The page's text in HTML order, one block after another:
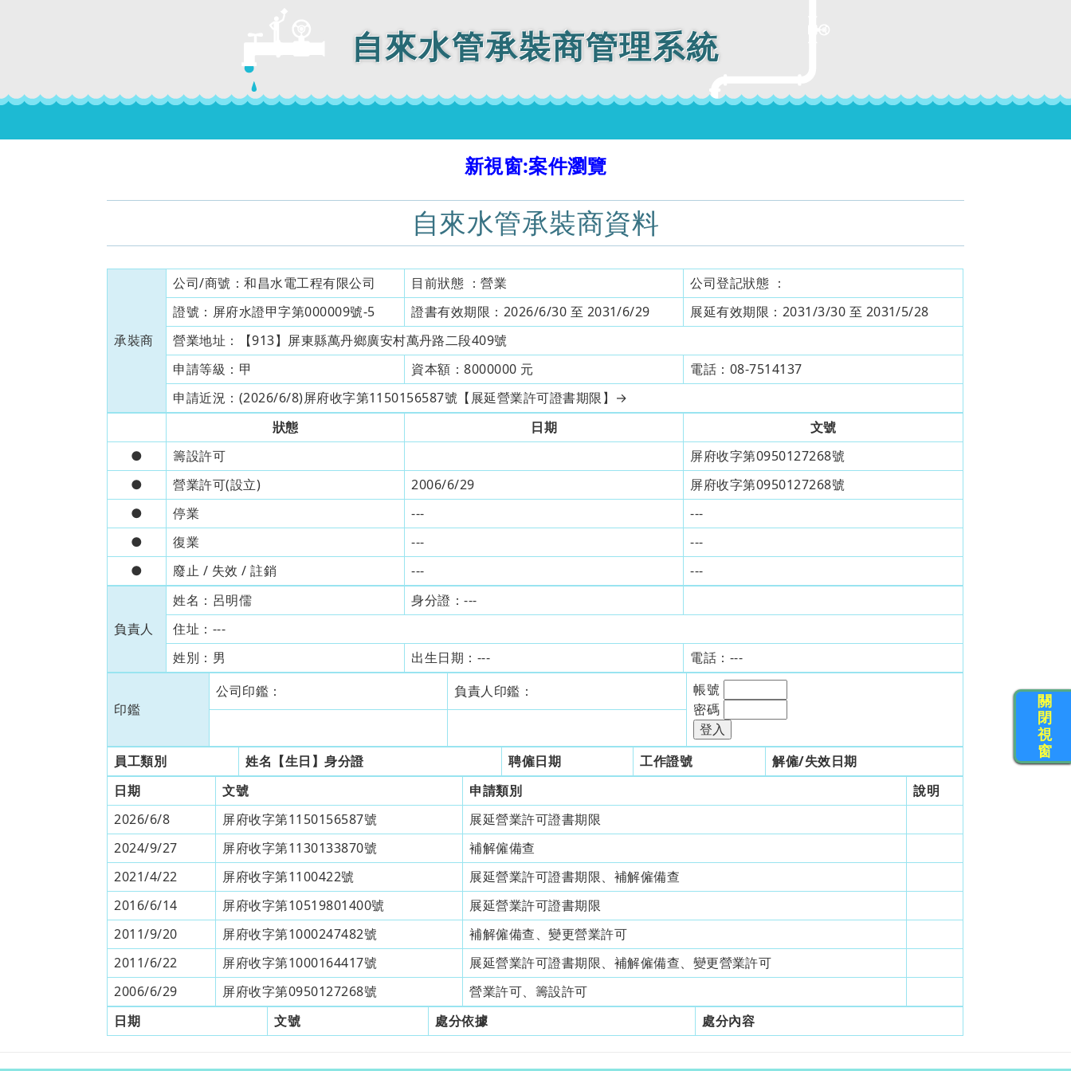
自來水管承裝商管理系統
新視窗:案件瀏覽
自來水管承裝商資料
承裝商
公司/商號：和昌水電工程有限公司 目前狀態 ：營業
公司登記狀態 ：
證號： 屏府水證甲字第000009號-5 證書有效期限： 2026/6/30 至 2031/6/29 展延有效期限： 2031/3/30 至 2031/5/28
營業地址：
【913】屏東縣萬丹鄉廣安村萬丹路二段409號
申請等級： 甲 資本額：8000000 元 電話： 08-7514137
申請近況： (2026/6/8)屏府收字第1150156587號【展延營業許可證書期限】→
狀態
日期
文號
●
籌設許可
屏府收字第0950127268號
●
營業許可(設立) 2006/6/29
屏府收字第0950127268號
●
停業 ---
---
●
復業 ---
---
●
廢止 / 失效 / 註銷 --- ---
負責人
姓名： 呂明儒 身分證：---
住址： ---
姓別： 男 出生日期： --- 電話： ---
印鑑
公司印鑑： 負責人印鑑：
帳號
密碼
員工類別 姓名【生日】身分證 聘僱日期 工作證號
解僱/失效日期
日期
文號 申請類別
說明
2026/6/8
屏府收字第1150156587號
展延營業許可證書期限
2024/9/27
屏府收字第1130133870號
補解僱備查
2021/4/22
屏府收字第1100422號
展延營業許可證書期限、補解僱備查
2016/6/14
屏府收字第10519801400號
展延營業許可證書期限
2011/9/20
屏府收字第1000247482號
補解僱備查、變更營業許可
2011/6/22
屏府收字第1000164417號
展延營業許可證書期限、補解僱備查、變更營業許可
2006/6/29
屏府收字第0950127268號
營業許可、籌設許可
日期
文號 處分依據 處分內容
關
閉
視
窗